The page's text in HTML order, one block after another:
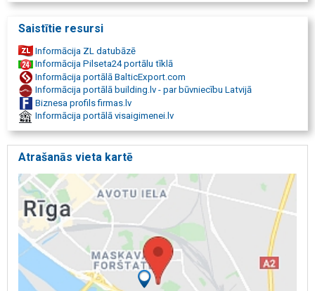
visu ražotāju celtņu modernizācija
remonts
Radio vadība
Demag
Kolonnas celtnis
CXT Explorer
Konsoles celtnis
tilta celtnis
buka celtnis
viensliežu celtnis
pacēlājs
ražotnes celtnis
noliktavas celtnis
barošanas līnija
radio vadība
celtņa serviss
celtņa remonts
celtņa modernizācija
celtņa apsekošana
celtņa pārbaude
Saistītie resursi
Informācija ZL datubāzē
Informācija Pilseta24 portālu tīklā
Informācija portālā BalticExport.com
Informācija portālā building.lv - par būvniecību Latvijā
Biznesa profils firmas.lv
Informācija portālā visaigimenei.lv
Atrašanās vieta kartē